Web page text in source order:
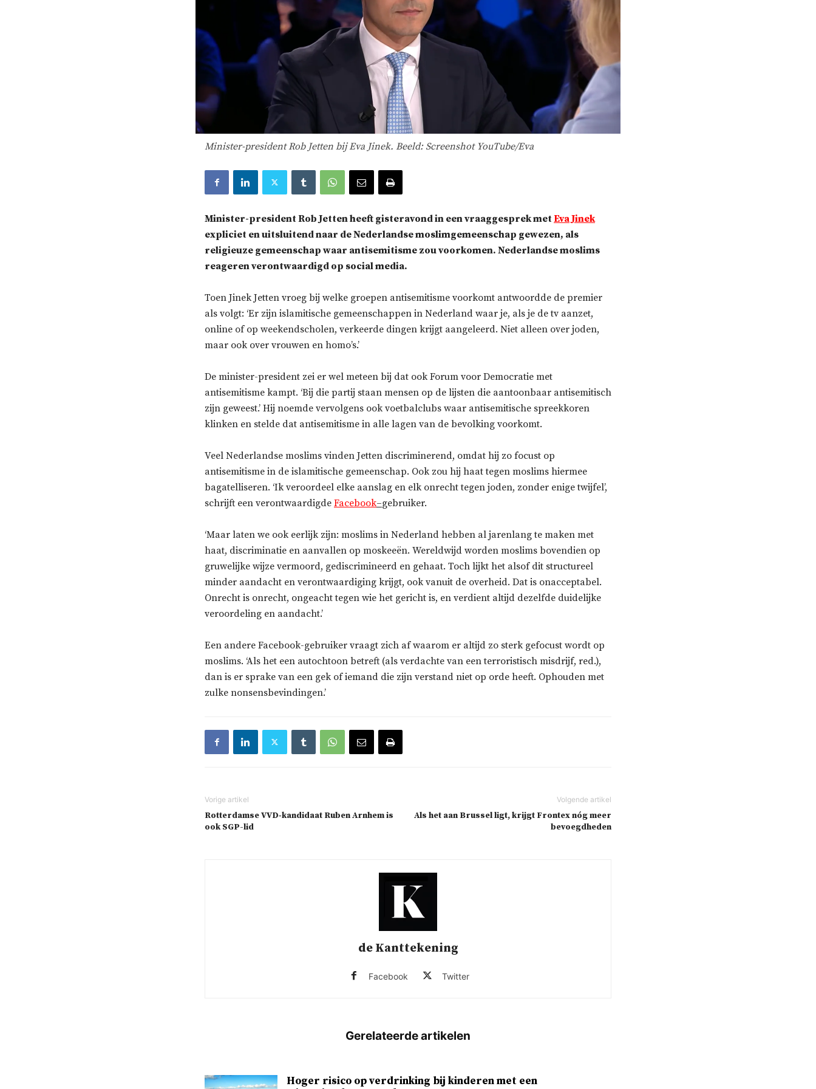
Minister-president Rob Jetten bij Eva Jinek. Beeld: Screenshot YouTube/Eva
Minister-presidentRob Jetten heeft gisteravond in een vraaggesprek metEva Jinek
expliciet en uitsluitendnaar de Nederlandse moslimgemeenschap gewezen, als
religieuze gemeenschap waar antisemitisme zou voorkomen. Nederlandse moslims
reageren verontwaardigd op social media.
Toen Jinek Jetten vroeg bij welke groepen antisemitisme voorkomt antwoordde de premier
als volgt: ‘Er zijn islamitische gemeenschappen in Nederland waar je, als je de tv aanzet,
online of op weekendscholen, verkeerde dingen krijgt aangeleerd. Niet alleen over joden,
maar ook over vrouwen en homo’s.’
De minister-president zei er wel meteen bij dat ook Forum voor Democratie met
antisemitisme kampt. ‘Bij die partij staan mensen op de lijsten die aantoonbaar antisemitisch
zijn geweest.’ Hij noemde vervolgens ook voetbalclubs waar antisemitische spreekkoren
klinken en stelde dat antisemitisme in alle lagen van de bevolking voorkomt.
Veel Nederlandse moslims vinden Jetten discriminerend, omdat hij zo focust op
antisemitisme in de islamitische gemeenschap. Ook zou hij haat tegen moslims hiermee
bagatelliseren. ‘Ik veroordeel elke aanslag en elk onrecht tegen joden, zonder enige twijfel’,
schrijft een verontwaardigde Facebook–gebruiker.
‘Maar laten we ook eerlijk zijn: moslims in Nederland hebben al jarenlang te maken met
haat, discriminatie en aanvallen op moskeeën. Wereldwijd worden moslims bovendien op
gruwelijke wijze vermoord, gediscrimineerd en gehaat. Toch lijkt het alsof dit structureel
minder aandacht en verontwaardiging krijgt, ook vanuit de overheid. Dat is onacceptabel.
Onrecht is onrecht, ongeacht tegen wie het gericht is, en verdient altijd dezelfde duidelijke
veroordeling en aandacht.’
Een andere Facebook-gebruiker vraagt zich af waarom er altijd zo sterk gefocust wordt op
moslims. ‘Als het een autochtoon betreft (als verdachte van een terroristisch misdrijf, red.),
dan is er sprake van een gek of iemand die zijn verstand niet op orde heeft. Ophouden met
zulke nonsensbevindingen.’
Rotterdamse VVD‑kandidaat Ruben Arnhem is
ook SGP-lid
Als het aan Brussel ligt, krijgt Frontex nóg meer
bevoegdheden
de Kanttekening
Facebook Twitter
Hoger risico op verdrinking bij kinderen met een